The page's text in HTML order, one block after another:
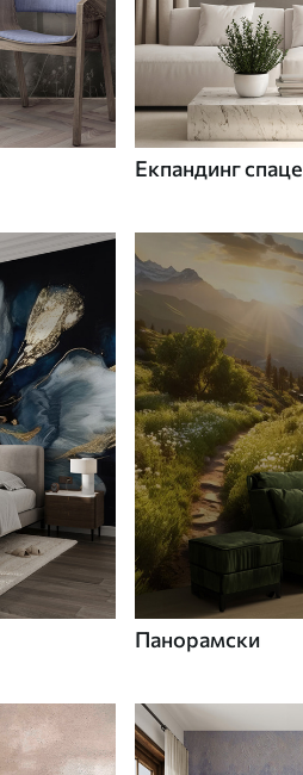
Екпандинг спаце
Панорамски